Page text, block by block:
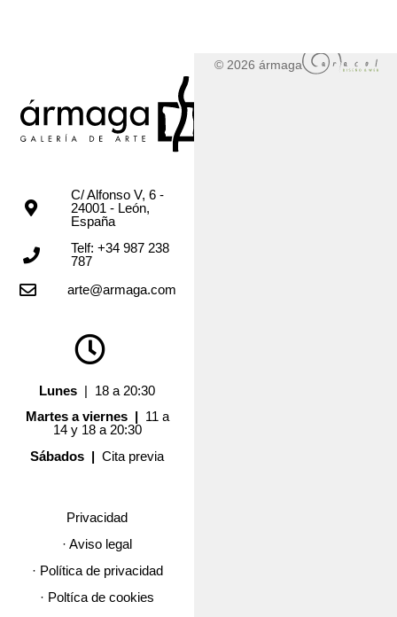
C/ Alfonso V, 6 -
24001 - León,
España
Telf: +34 987 238
787
arte@armaga.com
Lunes | 18 a 20:30
Martes a viernes | 11 a
14 y 18 a 20:30
Sábados |Cita previa
Privacidad
· Aviso legal
· Política de privacidad
· Poltíca de cookies
© 2026 ármaga